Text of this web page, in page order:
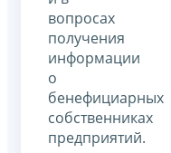
вопросах
получения
информации
о
бенефициарных
собственниках
предприятий.